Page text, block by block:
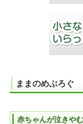
ままのめぶろぐ
赤ちゃんが泣きや